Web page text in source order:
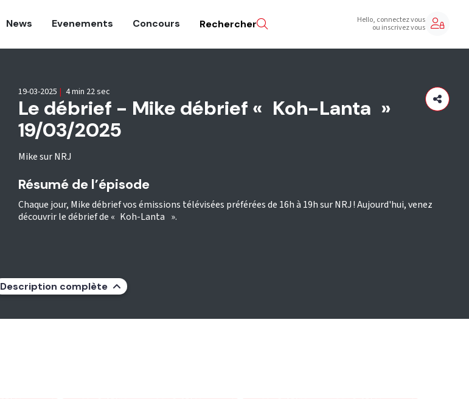
News Evenements Concours Rechercher Hello, connectez vous
ou inscrivez vous
Le débrief - Mike débrief « Koh-Lanta »
19/03/2025
Mike sur NRJ
19-03-2025 | 4 min 22 sec
Résumé de l’épisode
Chaque jour, Mike débrief vos émissions télévisées préférées de 16h à 19h sur NRJ ! Aujourd'hui, venez
découvrir le débrief de « Koh-Lanta ».
Description complète